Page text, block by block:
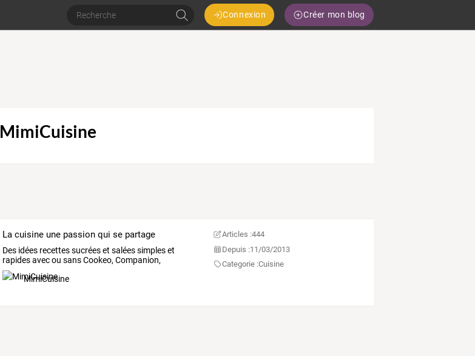
Connexion Créer mon blog
MimiCuisine
La cuisine une passion qui se partage
Des idées recettes sucrées et salées simples et
rapides avec ou sans Cookeo, Companion,
Thermomix...
MimiCuisine
Articles :444
Depuis :11/03/2013
Categorie :Cuisine